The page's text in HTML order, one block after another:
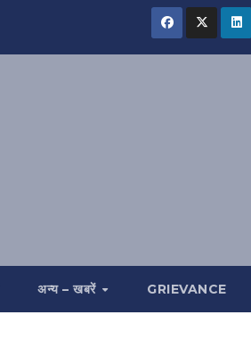
अन्य – खबरें GRIEVANCE